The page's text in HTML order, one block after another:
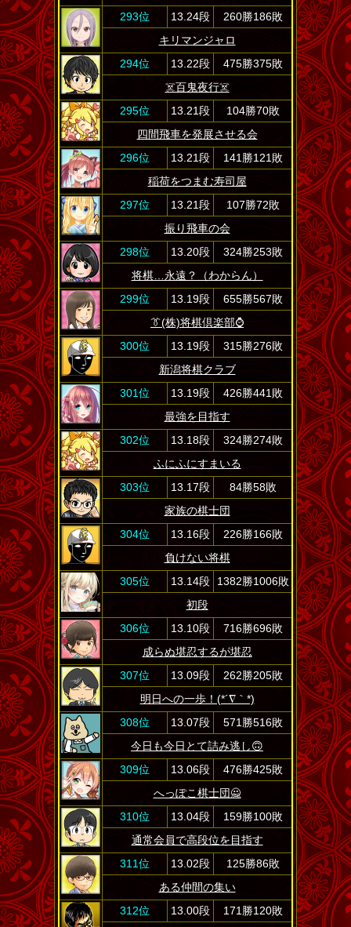
293位
13.24段
260勝186敗
キリマンジャロ
294位
13.22段
475勝375敗
☠️百鬼夜行☠️
295位
13.21段
104勝70敗
四間飛車を発展させる会
296位
13.21段
141勝121敗
稲荷をつまむ寿司屋
297位
13.21段
107勝72敗
振り飛車の会
298位
13.20段
324勝253敗
将棋…永遠？（わからん）
299位
13.19段
655勝567敗
👔(株)将棋倶楽部⌚
300位
13.19段
315勝276敗
新潟将棋クラブ
301位
13.19段
426勝441敗
最強を目指す
302位
13.18段
324勝274敗
ふにふにすまいる
303位
13.17段
84勝58敗
家族の棋士団
304位
13.16段
226勝166敗
負けない将棋
305位
13.14段
1382勝1006敗
初段
306位
13.10段
716勝696敗
成らぬ堪忍するが堪忍
307位
13.09段
262勝205敗
明日への一歩！(*´∇｀*)
308位
13.07段
571勝516敗
今日も今日とて詰み逃し🙃
309位
13.06段
476勝425敗
へっぽこ棋士団🙅
310位
13.04段
159勝100敗
通常会員で高段位を目指す
311位
13.02段
125勝86敗
ある仲間の集い
312位
13.00段 171勝120敗